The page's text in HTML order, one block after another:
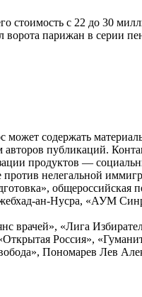
стоимость с 22 до 30
парижан в серии
может содержать
публикаций.
продуктов —
нелегальной
общероссийская
ан-Нусра, «АУМ
врачей», «Лига
Россия»,
Пономарев Лев